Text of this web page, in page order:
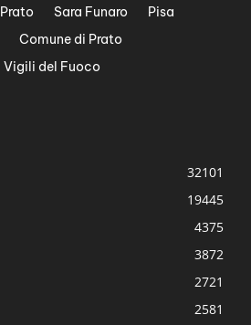
Prato Sara Funaro
Pisa
Comune di Prato
Vigili del Fuoco
32101
19445
4375
3872
2721
2581